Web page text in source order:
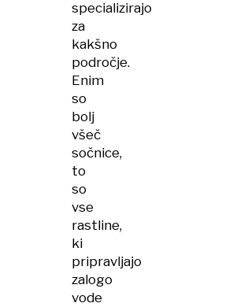
specializirajo
za
kakšno
področje.
Enim
so
bolj
všeč
sočnice,
to
so
vse
rastline,
ki
pripravljajo
zalogo
vode